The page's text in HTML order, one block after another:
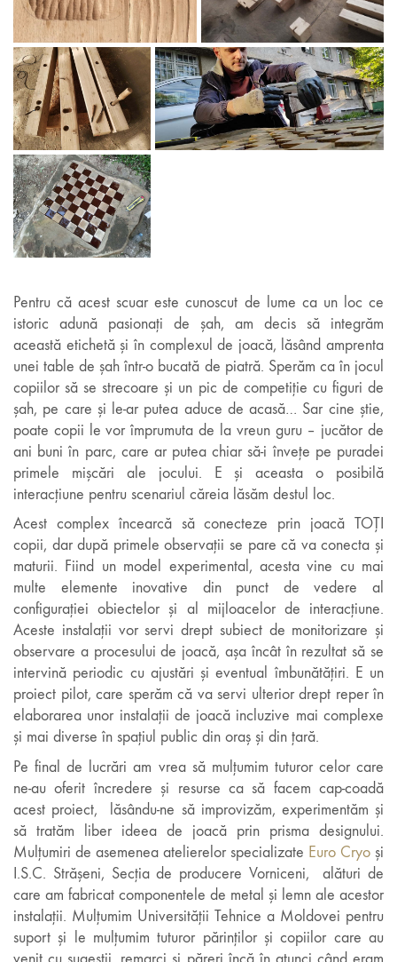
Pentru că acest scuar este cunoscut de lume ca un loc ce
istoric adună pasionați de șah, am decis să integrăm
această etichetă și în complexul de joacă, lăsând amprenta
unei table de șah într-o bucată de piatră. Sperăm ca în jocul
copiilor să se strecoare și un pic de competiție cu figuri de
șah, pe care și le-ar putea aduce de acasă… Sar cine știe,
poate copii le vor împrumuta de la vreun guru – jucător de
ani buni în parc, care ar putea chiar să-i învețe pe puradei
primele mișcări ale jocului. E și aceasta o posibilă
interacțiune pentru scenariul căreia lăsăm destul loc.
Acest complex încearcă să conecteze prin joacă TOȚI
copii, dar după primele observații se pare că va conecta și
maturii. Fiind un model experimental, acesta vine cu mai
multe elemente inovative din punct de vedere al
configurației obiectelor și al mijloacelor de interacțiune.
Aceste instalații vor servi drept subiect de monitorizare și
observare a procesului de joacă, așa încât în rezultat să se
intervină periodic cu ajustări și eventual îmbunătățiri. E un
proiect pilot, care sperăm că va servi ulterior drept reper în
elaborarea unor instalații de joacă incluzive mai complexe
și mai diverse în spațiul public din oraș și din țară.
Pe final de lucrări am vrea să mulțumim tuturor celor care
ne-au oferit încredere și resurse ca să facem cap-coadă
acest proiect, lăsându-ne să improvizăm, experimentăm și
să tratăm liber ideea de joacă prin prisma designului.
Mulțumiri de asemenea atelierelor specializate Euro Cryo și
I.S.C. Strășeni, Secția de producere Vorniceni, alături de
care am fabricat componentele de metal și lemn ale acestor
instalații. Mulțumim Universității Tehnice a Moldovei pentru
suport și le mulțumim tuturor părinților și copiilor care au